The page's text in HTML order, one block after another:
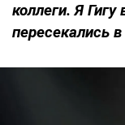
коллеги. Я
пересекались